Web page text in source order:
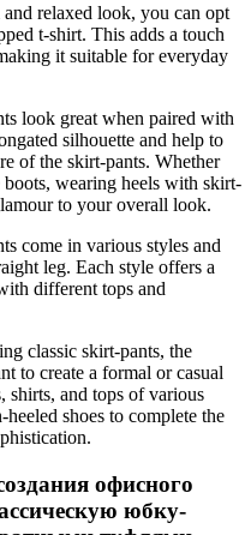
relaxed look, you can opt
t-shirt. This adds a touch
it suitable for everyday
look great when paired with
silhouette and help to
of the skirt-pants. Whether
wearing heels with skirt-
to your overall look.
come in various styles and
leg. Each style offers a
different tops and
classic skirt-pants, the
to create a formal or casual
shirts, and tops of various
shoes to complete the
офисного
юбку-